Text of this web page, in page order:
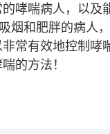
哮喘病人，以及
和肥胖的病人
常有效地控制哮
的方法！